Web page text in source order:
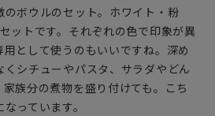
のボウルのセット。ホワイト・粉
ットです。それぞれの色で印象が異
として使うのもいいですね。深め
シチューやパスタ、サラダやどん
族分の煮物を盛り付けても。こち
っています。